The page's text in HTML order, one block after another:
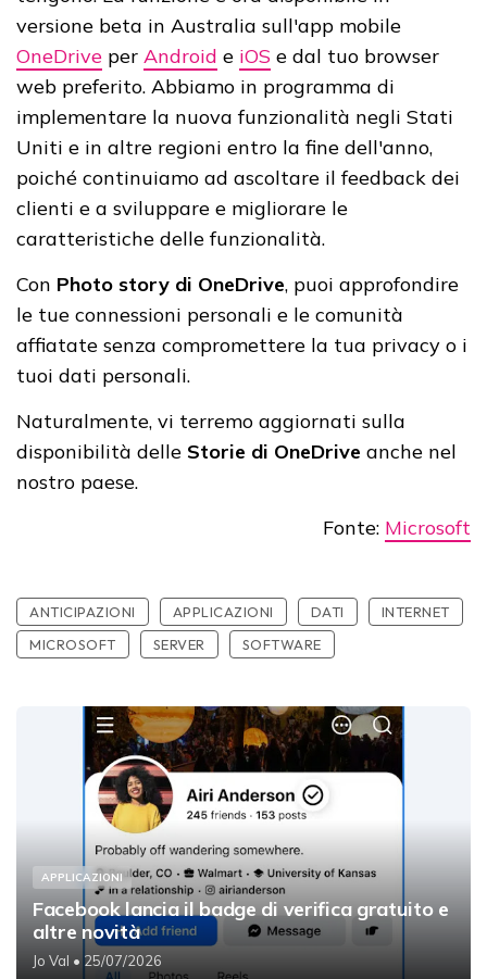
versione beta in Australia sull'app mobile
OneDrive per Android e iOS e dal tuo browser
web preferito. Abbiamo in programma di
implementare la nuova funzionalità negli Stati
Uniti e in altre regioni entro la fine dell'anno,
poiché continuiamo ad ascoltare il feedback dei
clienti e a sviluppare e migliorare le
caratteristiche delle funzionalità.
Con Photo story di OneDrive, puoi approfondire
le tue connessioni personali e le comunità
affiatate senza compromettere la tua privacy o i
tuoi dati personali.
Naturalmente, vi terremo aggiornati sulla
disponibilità delle Storie di OneDrive anche nel
nostro paese.
Fonte: Microsoft
ANTICIPAZIONI APPLICAZIONI DATI
INTERNET
MICROSOFT
SERVER SOFTWARE
APPLICAZIONI
Facebook lancia il badge di verifica gratuito e
altre novità
Jo Val • 25/07/2026